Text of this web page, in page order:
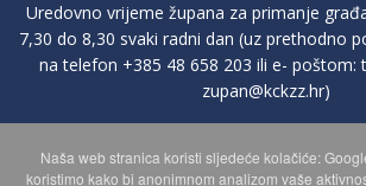
Uredovno vrijeme župana za primanje
7,30 do 8,30 svaki radni dan (uz prethodno
na telefon +385 48 658 203 ili e- poštom:
zupan@kckzz.hr)
POLITIKA ZAŠTITE PRIVATNOSTI
Naša web stranica koristi sljedeće kolačiće:
koristimo kako bi anonimnom analizom vaše